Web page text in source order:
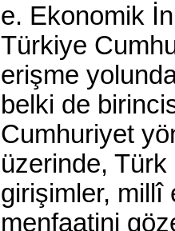
e. Ekonomik
Türkiye
erişme
belki de
Cumhuriyet
üzerinde,
girişimler, millî
menfaatini